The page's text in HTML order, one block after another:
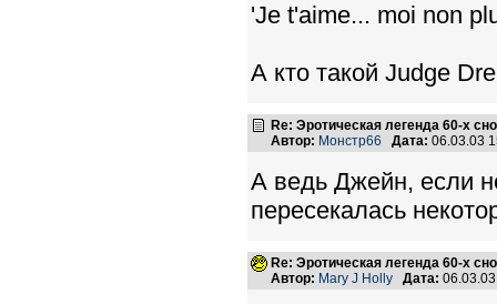
'Je t'aime... moi non
А кто такой Judge
Re: Эротическая легенда 60-х
Автор: Монстр66 Дата: 06.03.03
А ведь Джейн, если
пересекалась
Re: Эротическая легенда 60-х
Автор: Mary J Holly Дата: